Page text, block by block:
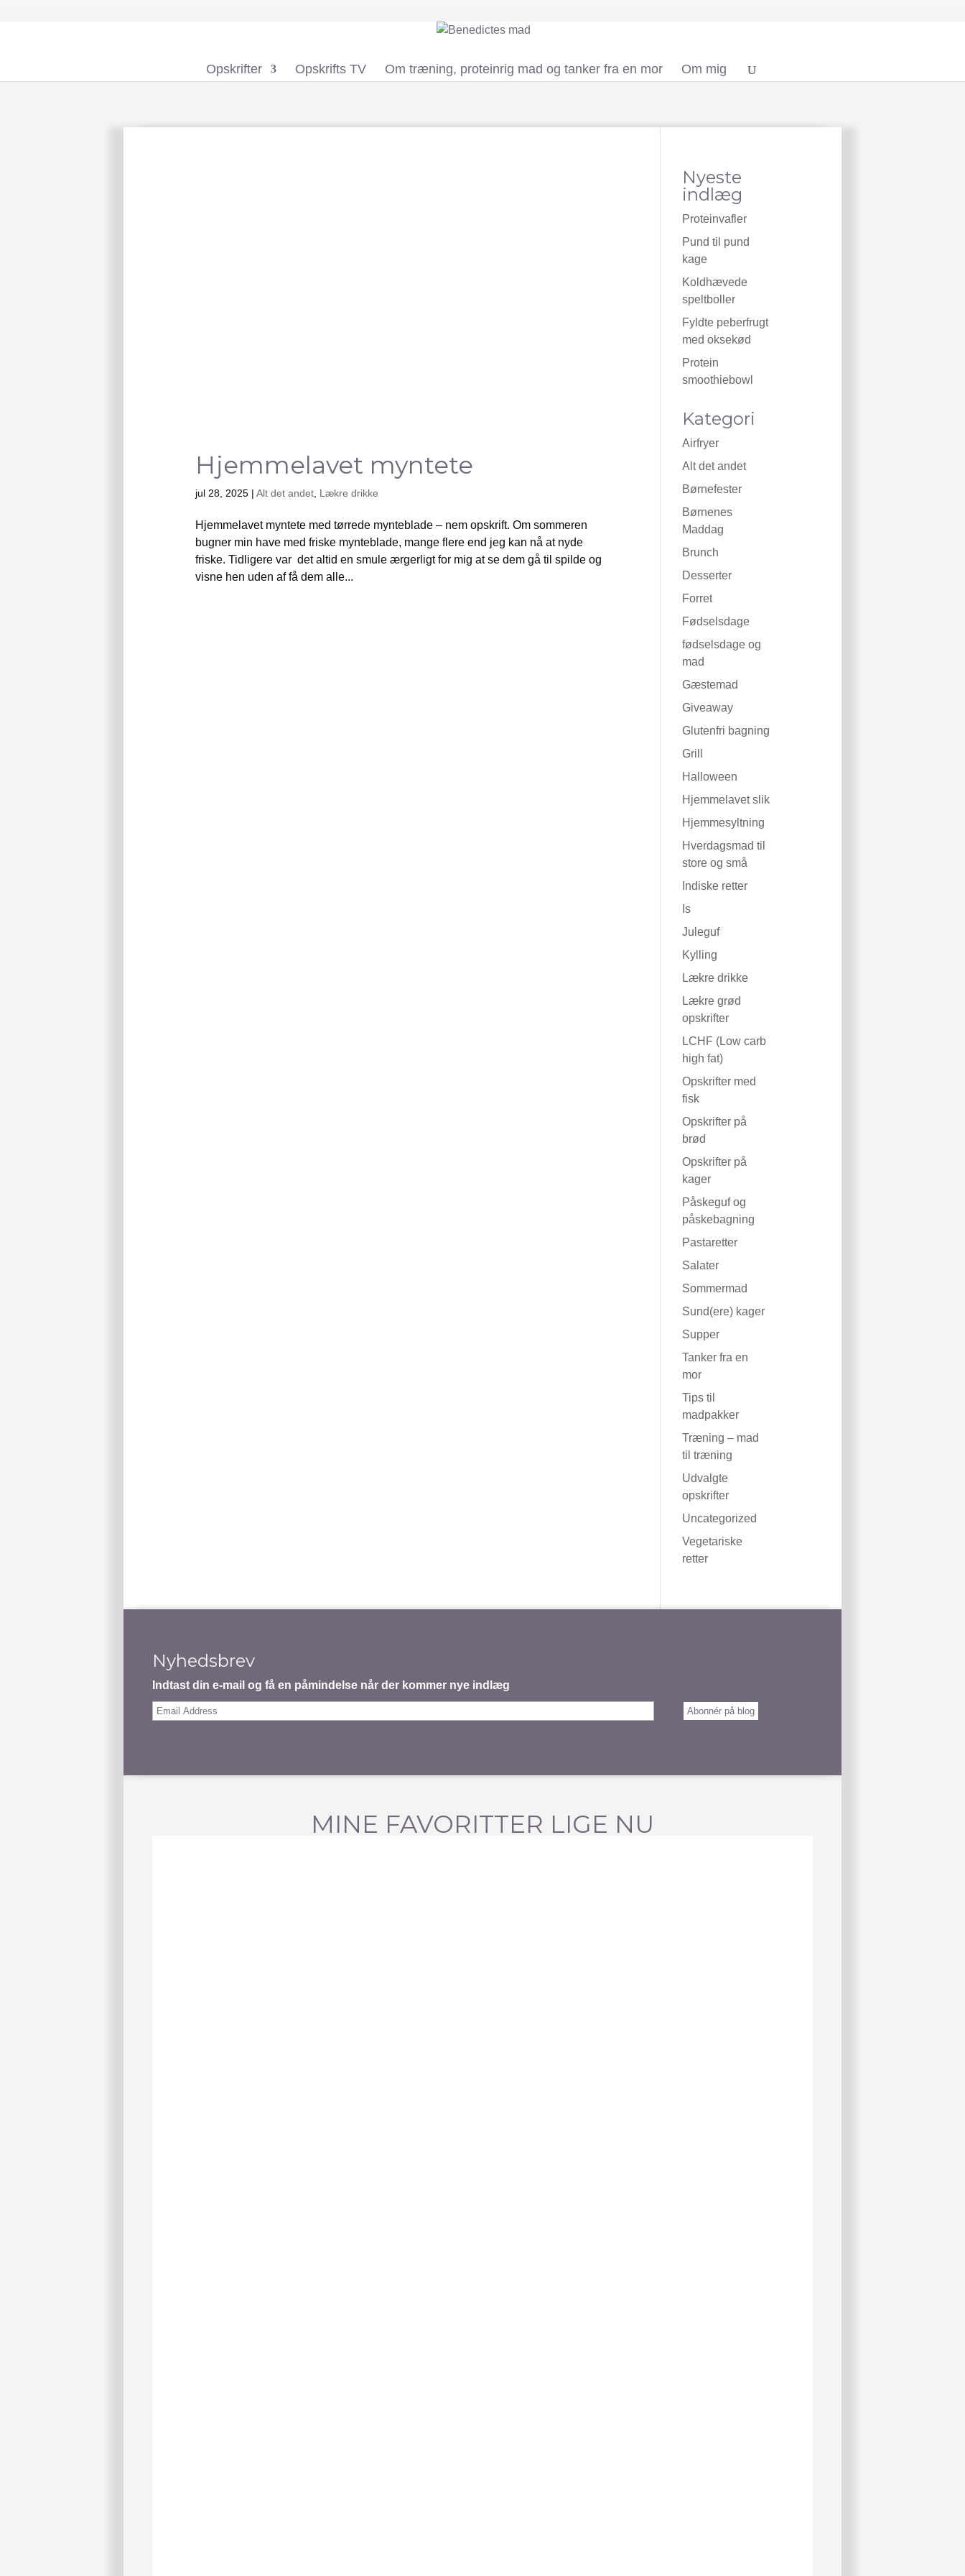
Opskrifter Opskrifts TV Om træning, proteinrig mad og tanker fra en mor Om mig
Hjemmelavet myntete
jul 28, 2025 | Alt det andet Lækre drikke
Hjemmelavet myntete med tørrede mynteblade – nem opskrift. Om sommeren
bugner min have med friske mynteblade, mange flere end jeg kan nå at nyde
friske. Tidligere var det altid en smule ærgerligt for mig at se dem gå til spilde og
visne hen uden af få dem alle...
Nyeste
indlæg
Proteinvafler
Pund til pund
kage
Koldhævede
speltboller
Fyldte peberfrugt
med oksekød
Protein
smoothiebowl
Kategori
Airfryer
Alt det andet
Børnefester
Børnenes
Maddag
Brunch
Desserter
Forret
Fødselsdage
fødselsdage og
mad
Gæstemad
Giveaway
Glutenfri bagning
Grill
Halloween
Hjemmelavet slik
Hjemmesyltning
Hverdagsmad til
store og små
Indiske retter
Is
Juleguf
Kylling
Lækre drikke
Lækre grød
opskrifter
LCHF (Low carb
high fat)
Opskrifter med
fisk
Opskrifter på
brød
Opskrifter på
kager
Påskeguf og
påskebagning
Pastaretter
Salater
Sommermad
Sund(ere) kager
Supper
Tanker fra en
mor
Tips til
madpakker
Træning – mad
til træning
Udvalgte
opskrifter
Uncategorized
Vegetariske
retter
Nyhedsbrev
Indtast din e-mail og få en påmindelse når der kommer nye indlæg
Email
Abonnér på blog
MINE FAVORITTER LIGE NU